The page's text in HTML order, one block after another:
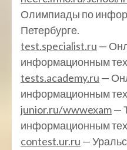
Олимпиады по
Петербурге.
test.specialist.ru —
информационным
tests.academy.ru —
информационным
junior.ru/wwwexam—
информационным
contest.ur.ru —